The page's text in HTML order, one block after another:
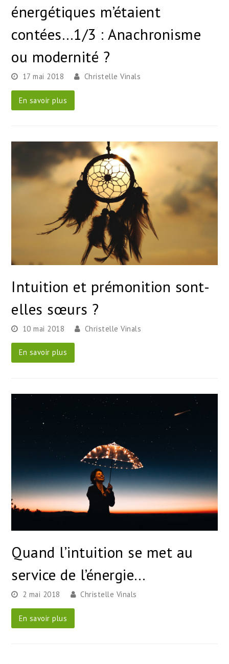
énergétiques m’étaient
contées…1/3 : Anachronisme
ou modernité ?
17 mai 2018 Christelle Vinals
En savoir plus
Intuition et prémonition sont-
elles sœurs ?
10 mai 2018 Christelle Vinals
En savoir plus
Quand l’intuition se met au
service de l’énergie…
2 mai 2018 Christelle Vinals
En savoir plus